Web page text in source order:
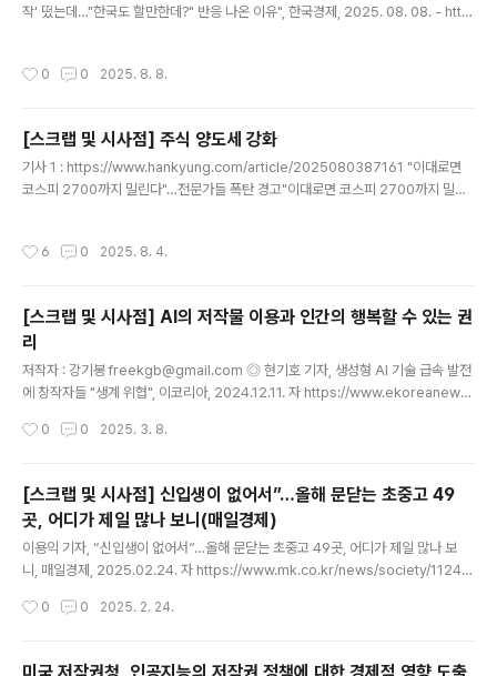
작' 떴는데…"한국도 할만한데?" 반응 나온 이유", 한국경제, 2025. 08. 08. - http
졌다. 코딩 능력도 향상됐다. 하지만 게임체인저급 혁신은 없었다.” 8일 오픈AI의 신
능에서 1위의 평가를 받았지만, 글로벌 테크 전문가들은 대..
0 0 2025. 8. 8.
[스크랩 및 시사점] 주식 양도세 강화
기사 1 : https://www.hankyung.com/article/2025080387161 "이대로면
코스피 2700까지 밀린다"…전문가들 폭탄 경고"이대로면 코스피 2700까지 밀린
nkyung.com 기사 2 : https://news.mt.co.kr/mtview.php?no=20250803
강화하는 정부의 세제 개편안에 대해 여당이 재검토에 들어간 것은 이재..
6 0 2025. 8. 4.
[스크랩 및 시사점] AI의 저작물 이용과 인간의 행복할 수 있는 권
리
저작자 : 강기봉 freekgb@gmail.com ◎ 현기호 기자, 생성형 AI 기술 급속 발전
에 창작자들 "생계 위협", 이코리아, 2024.12.11. 자 https://www.ekoreanews.
의체 “TDM 면책 규정 도입 필요”, 헤럴드경제, 2024.12.13 자 https://biz.heral
ext and Data Mining, TDM)과 생성형 AI의 산출물은 단순한 통계적 자료와 기존
작품의 기법이나 내용..
0 0 2025. 3. 8.
[스크랩 및 시사점] 신입생이 없어서”…올해 문닫는 초중고 49
곳, 어디가 제일 많나 보니(매일경제)
이용익 기자, “신입생이 없어서”…올해 문닫는 초중고 49곳, 어디가 제일 많나 보
니, 매일경제, 2025.02.24. 자 https://www.mk.co.kr/news/society/11248
제저출생에 따른 학령인구 감소로 올해 문을 닫는 전국 초중고가 49곳에 이르는 곳
게 늘며 앞으로도 문을 닫는www.mk.co.kr 초중고 폐교가 늘고 있다는 점은 이미
0 0 2025. 2. 24.